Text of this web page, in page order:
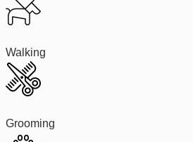
Walking
Grooming